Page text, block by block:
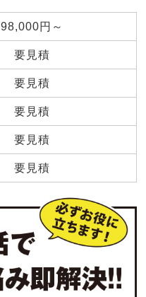
98,000円～
要見積
要見積
要見積
要見積
要見積